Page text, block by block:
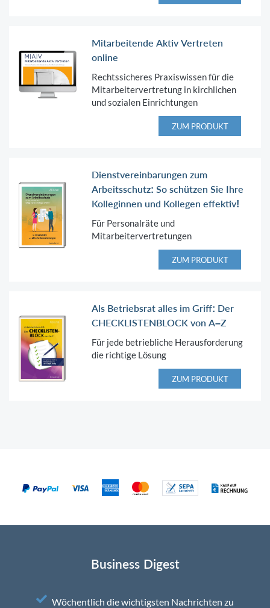
Mitarbeitende Aktiv Vertreten
online
Rechtssicheres Praxiswissen für die
Mitarbeitervertretung in kirchlichen
und sozialen Einrichtungen
ZUM PRODUKT
Dienstvereinbarungen zum
Arbeitsschutz: So schützen Sie Ihre
Kolleginnen und Kollegen effektiv!
Für Personalräte und
Mitarbeitervertretungen
ZUM PRODUKT
Als Betriebsrat alles im Griff: Der
CHECKLISTENBLOCK von A–Z
Für jede betriebliche Herausforderung
die richtige Lösung
ZUM PRODUKT
Business Digest
Wöchentlich die wichtigsten Nachrichten zu